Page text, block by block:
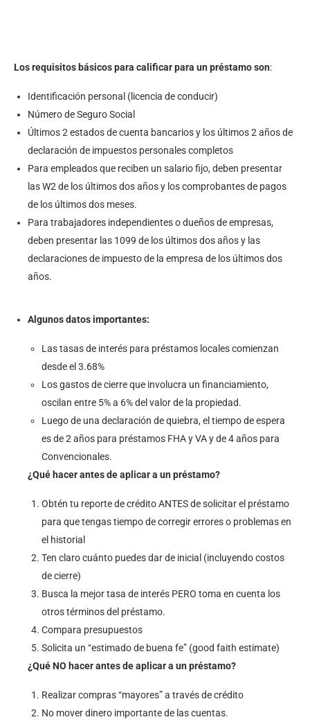
Los requisitos básicos para calificar para un préstamo son:
Identificación personal (licencia de conducir)
Número de Seguro Social
Últimos 2 estados de cuenta bancarios y los últimos 2 años de
declaración de impuestos personales completos
Para empleados que reciben un salario fijo, deben presentar
las W2 de los últimos dos años y los comprobantes de pagos
de los últimos dos meses.
Para trabajadores independientes o dueños de empresas,
deben presentar las 1099 de los últimos dos años y las
declaraciones de impuesto de la empresa de los últimos dos
años.
Algunos datos importantes:
Las tasas de interés para préstamos locales comienzan
desde el 3.68%
Los gastos de cierre que involucra un financiamiento,
oscilan entre 5% a 6% del valor de la propiedad.
Luego de una declaración de quiebra, el tiempo de espera
es de 2 años para préstamos FHA y VA y de 4 años para
Convencionales.
¿Qué hacer antes de aplicar a un préstamo?
Obtén tu reporte de crédito ANTES de solicitar el préstamo
para que tengas tiempo de corregir errores o problemas en
el historial
Ten claro cuánto puedes dar de inicial (incluyendo costos
de cierre)
Busca la mejor tasa de interés PERO toma en cuenta los
otros términos del préstamo.
Compara presupuestos
Solicita un “estimado de buena fe” (good faith estimate)
¿Qué NO hacer antes de aplicar a un préstamo?
Realizar compras “mayores” a través de crédito
No mover dinero importante de las cuentas.